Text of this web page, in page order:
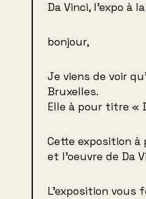
Da Vinci, l’expo à
bonjour,
Je viens de voir
Bruxelles.
Elle à pour titre «
Cette exposition à
et l’oeuvre de Da
L’exposition vous